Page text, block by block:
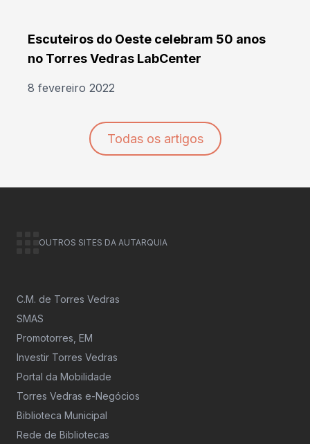
Escuteiros do Oeste celebram 50 anos
no Torres Vedras LabCenter
8 fevereiro 2022
Todas os artigos
OUTROS SITES DA AUTARQUIA
C.M. de Torres Vedras
SMAS
Promotorres, EM
Investir Torres Vedras
Portal da Mobilidade
Torres Vedras e-Negócios
Biblioteca Municipal
Rede de Bibliotecas